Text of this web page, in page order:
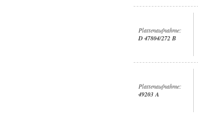
Plattenaufnahme:
D 47804/272 B
Plattenaufnahme:
49203 A